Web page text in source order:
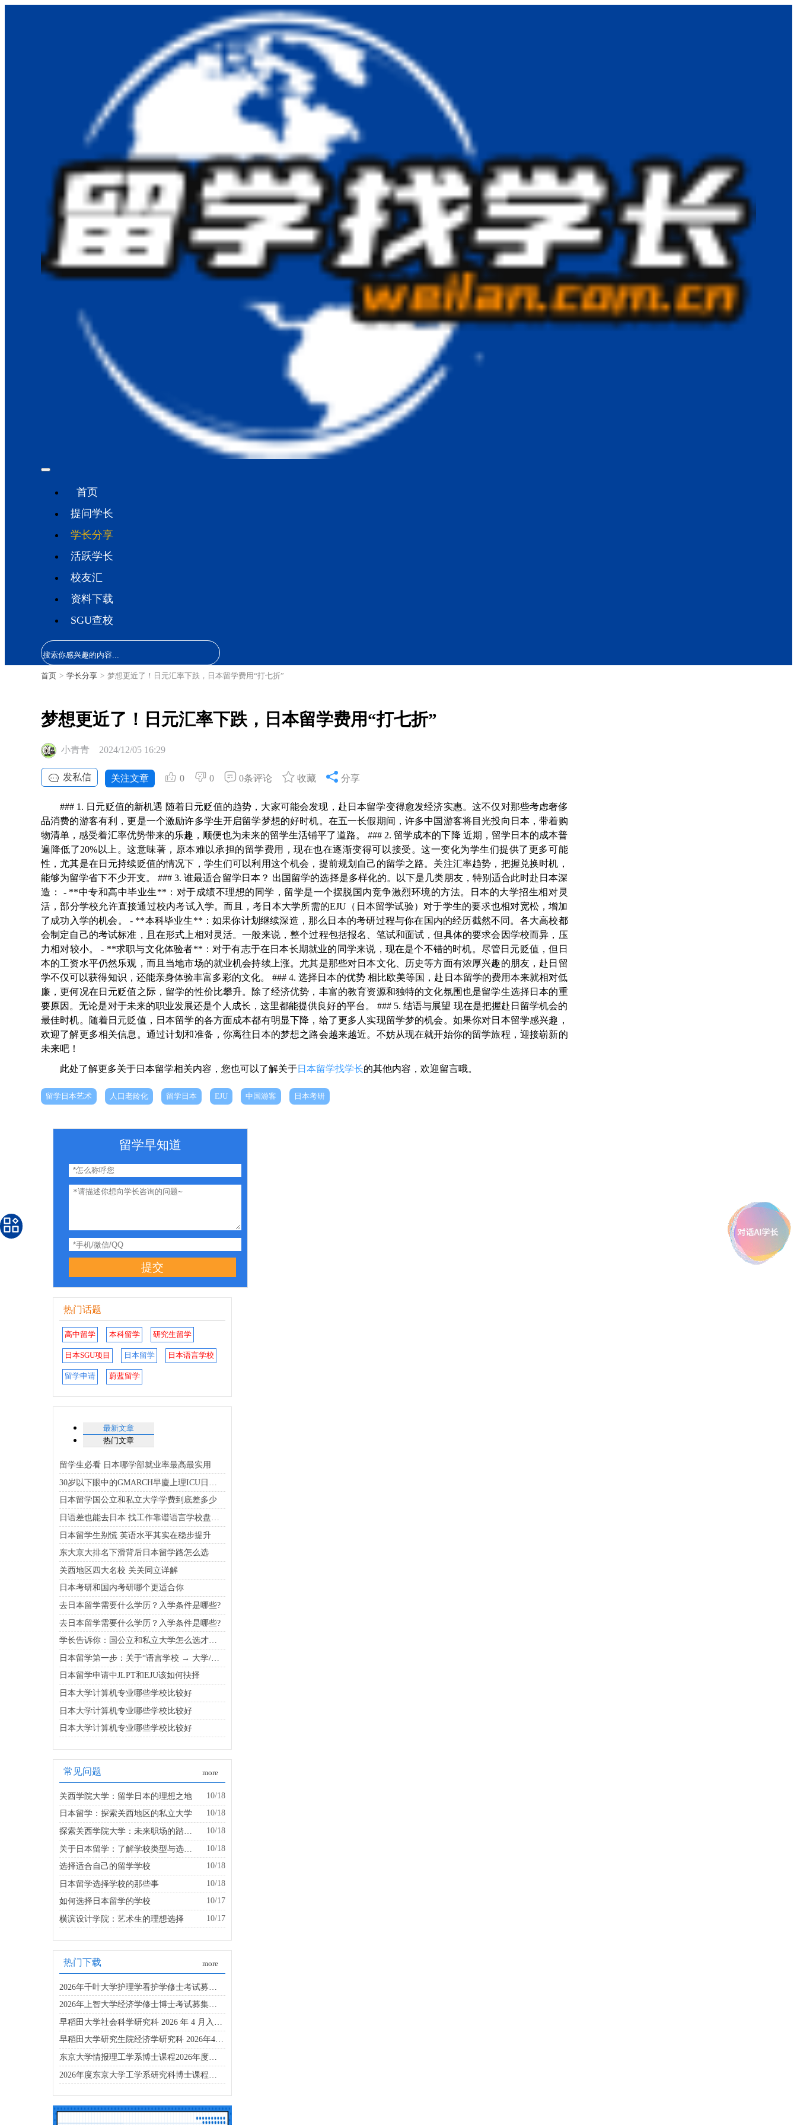
首页
提问学长
学长分享
活跃学长
校友汇
资料下载
SGU查校
首页 > 学长分享 > 梦想更近了！日元汇率下跌，日本留学费用“打七折”
梦想更近了！日元汇率下跌，日本留学费用“打七折”
小青青 2024/12/05 16:29
发私信 关注文章 0 0 0条评论 收藏 分享
### 1. 日元贬值的新机遇 随着日元贬值的趋势，大家可能会发现，赴日本留学变得愈发经济实惠。这不仅对那些考虑奢侈
品消费的游客有利，更是一个激励许多学生开启留学梦想的好时机。在五一长假期间，许多中国游客将目光投向日本，带着购
物清单，感受着汇率优势带来的乐趣，顺便也为未来的留学生活铺平了道路。 ### 2. 留学成本的下降 近期，留学日本的成本普
遍降低了20%以上。这意味著，原本难以承担的留学费用，现在也在逐渐变得可以接受。这一变化为学生们提供了更多可能
性，尤其是在日元持续贬值的情况下，学生们可以利用这个机会，提前规划自己的留学之路。关注汇率趋势，把握兑换时机，
能够为留学省下不少开支。 ### 3. 谁最适合留学日本？ 出国留学的选择是多样化的。以下是几类朋友，特别适合此时赴日本深
造： - **中专和高中毕业生**：对于成绩不理想的同学，留学是一个摆脱国内竞争激烈环境的方法。日本的大学招生相对灵
活，部分学校允许直接通过校内考试入学。而且，考日本大学所需的EJU（日本留学试验）对于学生的要求也相对宽松，增加
了成功入学的机会。 - **本科毕业生**：如果你计划继续深造，那么日本的考研过程与你在国内的经历截然不同。各大高校都
会制定自己的考试标准，且在形式上相对灵活。一般来说，整个过程包括报名、笔试和面试，但具体的要求会因学校而异，压
力相对较小。 - **求职与文化体验者**：对于有志于在日本长期就业的同学来说，现在是个不错的时机。尽管日元贬值，但日
本的工资水平仍然乐观，而且当地市场的就业机会持续上涨。尤其是那些对日本文化、历史等方面有浓厚兴趣的朋友，赴日留
学不仅可以获得知识，还能亲身体验丰富多彩的文化。 ### 4. 选择日本的优势 相比欧美等国，赴日本留学的费用本来就相对低
廉，更何况在日元贬值之际，留学的性价比攀升。除了经济优势，丰富的教育资源和独特的文化氛围也是留学生选择日本的重
要原因。无论是对于未来的职业发展还是个人成长，这里都能提供良好的平台。 ### 5. 结语与展望 现在是把握赴日留学机会的
最佳时机。随着日元贬值，日本留学的各方面成本都有明显下降，给了更多人实现留学梦的机会。如果你对日本留学感兴趣，
欢迎了解更多相关信息。通过计划和准备，你离往日本的梦想之路会越来越近。不妨从现在就开始你的留学旅程，迎接崭新的
未来吧！
此处了解更多关于日本留学相关内容，您也可以了解关于日本留学找学长的其他内容，欢迎留言哦。
留学日本艺术 人口老龄化 留学日本 EJU 中国游客 日本考研
留学早知道
提交
热门话题
高中留学 本科留学 研究生留学
日本SGU项目 日本留学 日本语言学校
留学申请 蔚蓝留学
最新文章
热门文章
留学生必看 日本哪学部就业率最高最实用
日本留学国公立和私立大学学费到底差多少
日本留学生别慌 英语水平其实在稳步提升
东大京大排名下滑背后日本留学路怎么选
关西地区四大名校 关关同立详解
日本考研和国内考研哪个更适合你
去日本留学需要什么学历？入学条件是哪些?
去日本留学需要什么学历？入学条件是哪些?
学长告诉你：国公立和私立大学怎么选才能既省钱又靠谱
日本留学申请中JLPT和EJU该如何抉择
日本大学计算机专业哪些学校比较好
日本大学计算机专业哪些学校比较好
日本大学计算机专业哪些学校比较好
常见问题 more
关西学院大学：留学日本的理想之地
10/18
日本留学：探索关西地区的私立大学
10/18
10/18
10/18
选择适合自己的留学学校
10/18
日本留学选择学校的那些事
10/18
如何选择日本留学的学校
10/17
横滨设计学院：艺术生的理想选择
10/17
热门下载 more
早稻田大学研究生院经济学研究科 2026年4月入学考试指南